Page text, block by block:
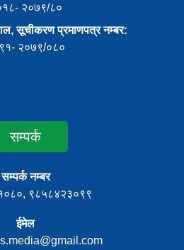
२०७९/८०
सूचीकरण प्रमाणपत्र नम्बर:
२०७९/०८०
सम्पर्क
सम्पर्क नम्बर
९८५८४२३०९९
ईमेल